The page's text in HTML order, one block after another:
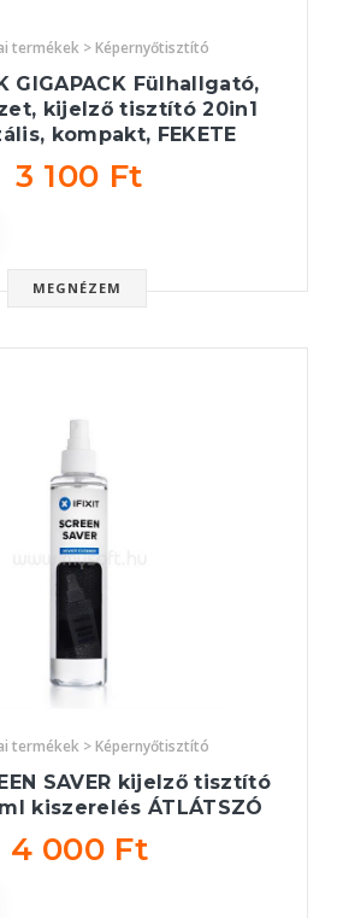
termékek > Képernyőtisztító
GIGAPACK Fülhallgató,
kijelző tisztító 20in1
kompakt, FEKETE
3 100 Ft
MEGNÉZEM
termékek > Képernyőtisztító
SAVER kijelző tisztító
kiszerelés ÁTLÁTSZÓ
4 000 Ft